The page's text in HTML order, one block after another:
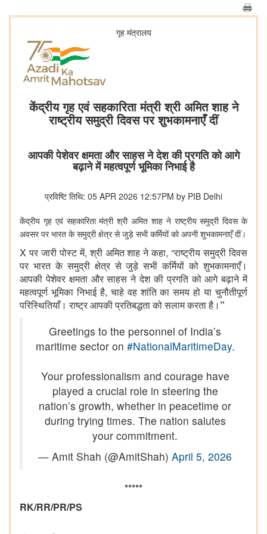
गृह मंत्रालय
केंद्रीय गृह एवं सहकारिता मंत्री श्री अमित शाह ने
राष्ट्रीय समुद्री दिवस पर शुभकामनाएँ दीं
आपकी पेशेवर क्षमता और साहस ने देश की प्रगति को आगे
बढ़ाने में महत्वपूर्ण भूमिका निभाई है
प्रविष्टि तिथि: 05 APR 2026 12:57PM by PIB Delhi
केंद्रीय गृह एवं सहकारिता मंत्री श्री अमित शाह ने राष्ट्रीय समुद्री दिवस के
अवसर पर भारत के समुद्री क्षेत्र से जुड़े सभी कर्मियों को अपनी शुभकामनाएँ दीं।
X पर जारी पोस्ट में, श्री अमित शाह ने कहा, “राष्ट्रीय समुद्री दिवस
पर भारत के समुद्री क्षेत्र से जुड़े सभी कर्मियों को शुभकामनाएँ।
आपकी पेशेवर क्षमता और साहस ने देश की प्रगति को आगे बढ़ाने में
महत्वपूर्ण भूमिका निभाई है, चाहे वह शांति का समय हो या चुनौतीपूर्ण
परिस्थितियाँ। राष्ट्रआपकीप्रतिबद्धताकोसलामकरताहै। ”
Greetings to the personnel of India’s
maritime sector on #NationalMaritimeDay.
Your professionalism and courage have
played a crucial role in steering the
nation’s growth, whether in peacetime or
during trying times. The nation salutes
your commitment.
— Amit Shah (@AmitShah) April 5, 2026
*****
RK/RR/PR/PS